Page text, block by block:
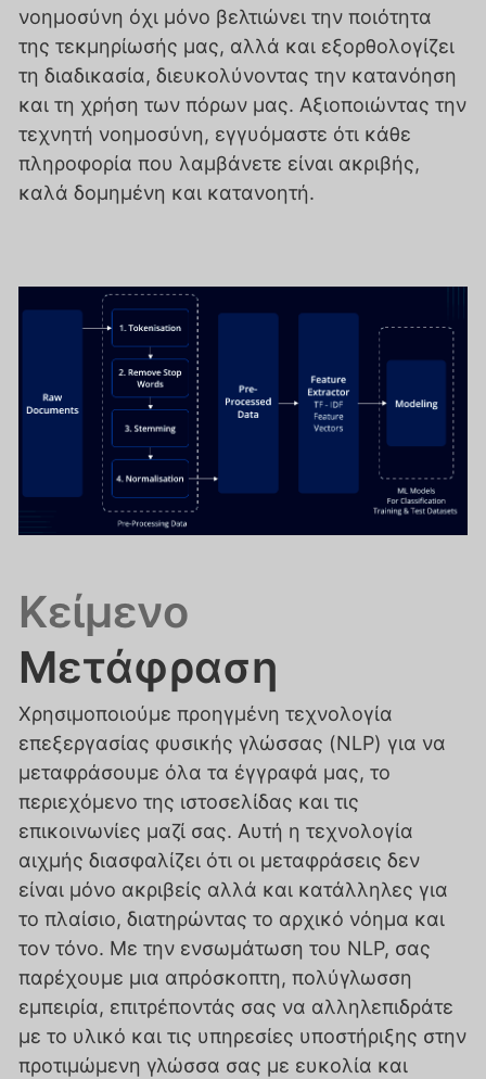
νοημοσύνη όχι μόνο βελτιώνει την ποιότητα
της τεκμηρίωσής μας, αλλά και εξορθολογίζει
τη διαδικασία, διευκολύνοντας την κατανόηση
και τη χρήση των πόρων μας. Αξιοποιώντας την
τεχνητή νοημοσύνη, εγγυόμαστε ότι κάθε
πληροφορία που λαμβάνετε είναι ακριβής,
καλά δομημένη και κατανοητή.
Κείμενο
Μετάφραση
Χρησιμοποιούμε προηγμένη τεχνολογία
επεξεργασίας φυσικής γλώσσας (NLP) για να
μεταφράσουμε όλα τα έγγραφά μας, το
περιεχόμενο της ιστοσελίδας και τις
επικοινωνίες μαζί σας. Αυτή η τεχνολογία
αιχμής διασφαλίζει ότι οι μεταφράσεις δεν
είναι μόνο ακριβείς αλλά και κατάλληλες για
το πλαίσιο, διατηρώντας το αρχικό νόημα και
τον τόνο. Με την ενσωμάτωση του NLP, σας
παρέχουμε μια απρόσκοπτη, πολύγλωσση
εμπειρία, επιτρέποντάς σας να αλληλεπιδράτε
με το υλικό και τις υπηρεσίες υποστήριξης στην
προτιμώμενη γλώσσα σας με ευκολία και